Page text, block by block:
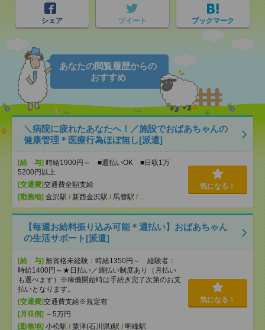
シェア ツイート ブックマーク
あなたの閲覧履歴からの
おすすめ
＼病院に疲れたあなたへ！／施設でおばあちゃんの
健康管理＊医療行為ほぼ無し[派遣]
[給 与] 時給1900円～ ■週払いOK ■日収1万
5200円以上
[交通費]交通費全額支給
[勤務地] 金沢駅 / 新西金沢駅 / 馬替駅 / …
気になる！
【毎週お給料振り込み可能＊週払い】おばあちゃん
の生活サポート[派遣]
[給 与] 無資格未経験：時給1350円～ 経験者：
時給1400円～★日払い／週払い制度あり（月払い
も選べます）※稼働開始時は手続き完了次第のお支
払いとなります。
[交通費]交通費支給※規定有
[月収例] ～5万円
[勤務地] 小松駅 / 粟津(石川県)駅 / 明峰駅
気になる！